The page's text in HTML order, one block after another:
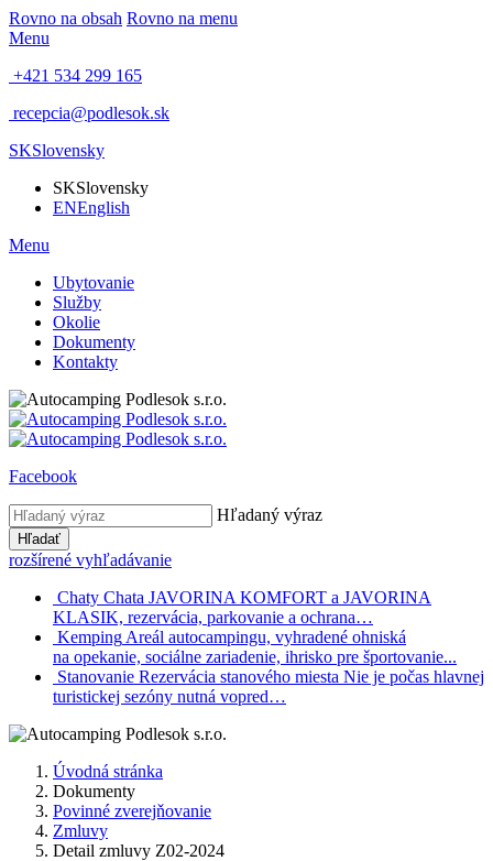
Rovno na obsah Rovno na menu
Menu
+421 534 299 165
recepcia@podlesok.sk
SKSlovensky
SKSlovensky
ENEnglish
Menu
Ubytovanie
Služby
Okolie
Dokumenty
Kontakty
Facebook
Hľadaný výraz
Hľadať
rozšírené vyhľadávanie
Chaty Chata JAVORINA KOMFORT a JAVORINA
KLASIK, rezervácia, parkovanie a ochrana…
Kemping Areál autocampingu, vyhradené ohniská
na opekanie, sociálne zariadenie, ihrisko pre športovanie...
Stanovanie Rezervácia stanového miesta Nie je počas hlavnej
turistickej sezóny nutná vopred…
Úvodná stránka
Dokumenty
Povinné zverejňovanie
Zmluvy
Detail zmluvy Z02-2024